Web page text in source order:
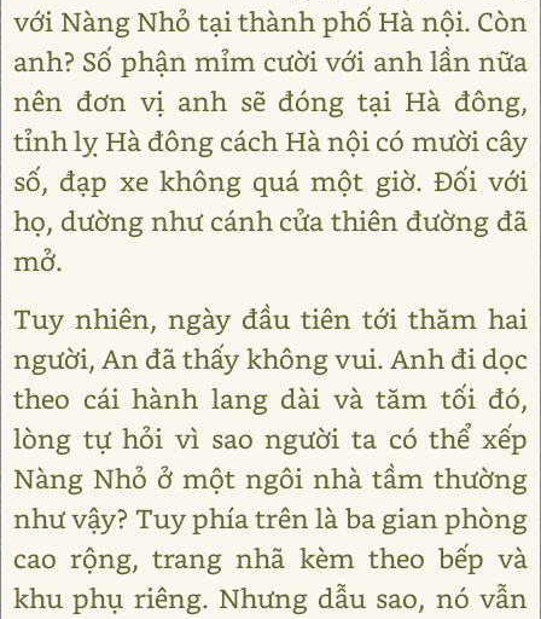
với Nàng Nhỏ tại thành phố Hà nội. Còn
anh? Số phận mỉm cười với anh lần nữa
nên đơn vị anh sẽ đóng tại Hà đông,
tỉnh lỵ Hà đông cách Hà nội có mười cây
số, đạp xe không quá một giờ. Đối với
họ, dường như cánh cửa thiên đường đã
mở.
Tuy nhiên, ngày đầu tiên tới thăm hai
người, An đã thấy không vui. Anh đi dọc
theo cái hành lang dài và tăm tối đó,
lòng tự hỏi vì sao người ta có thể xếp
Nàng Nhỏ ở một ngôi nhà tầm thường
như vậy? Tuy phía trên là ba gian phòng
cao rộng, trang nhã kèm theo bếp và
khu phụ riêng. Nhưng dẫu sao, nó vẫn